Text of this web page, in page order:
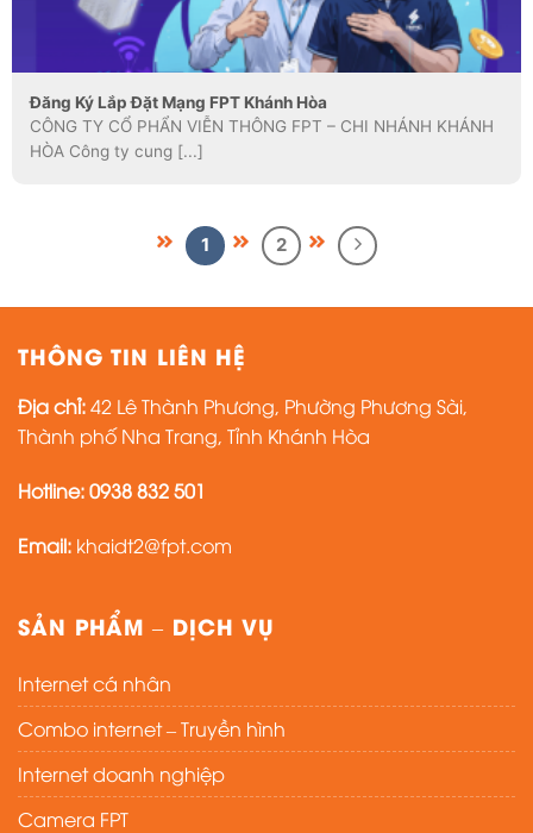
Đăng Ký Lắp Đặt Mạng FPT Khánh Hòa
CÔNG TY CỔ PHẨN VIỄN THÔNG FPT – CHI NHÁNH KHÁNH
HÒA Công ty cung [...]
1 2
THÔNG TIN LIÊN HỆ
Địa chỉ:42 Lê Thành Phương, Phường Phương Sài,
Thành phố Nha Trang, Tỉnh Khánh Hòa
Hotline:0938 832 501
Email: khaidt2@fpt.com
SẢN PHẨM – DỊCH VỤ
Internet cá nhân
Combo internet – Truyền hình
Internet doanh nghiệp
Camera FPT